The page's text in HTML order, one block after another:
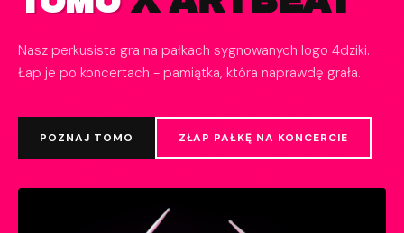
TELEDYSK - COVER BOIKOT
SIN TIEMPO PARA RESPIRAR
Polski cover legendarnego Boikot. Teledysk już jest -
obejrzyj na YouTube i posłuchaj na Spotify.